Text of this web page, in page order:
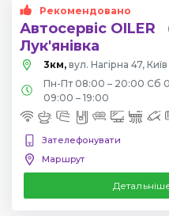
Рекомендовано
Автосервіс OILER
Лук'янівка
3км, вул. Нагірна 47, Київ
Пн-Пт 08:00 – 20:00 Сб
09:00 – 19:00
Зателефонувати
Маршрут